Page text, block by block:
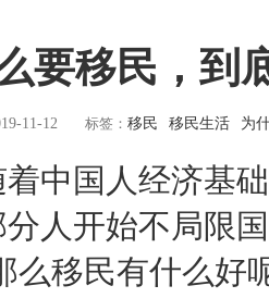
要移民，到
11-12 标签： 移民 移民生活 为
国人经济基础
人开始不局限
么移民有什么好